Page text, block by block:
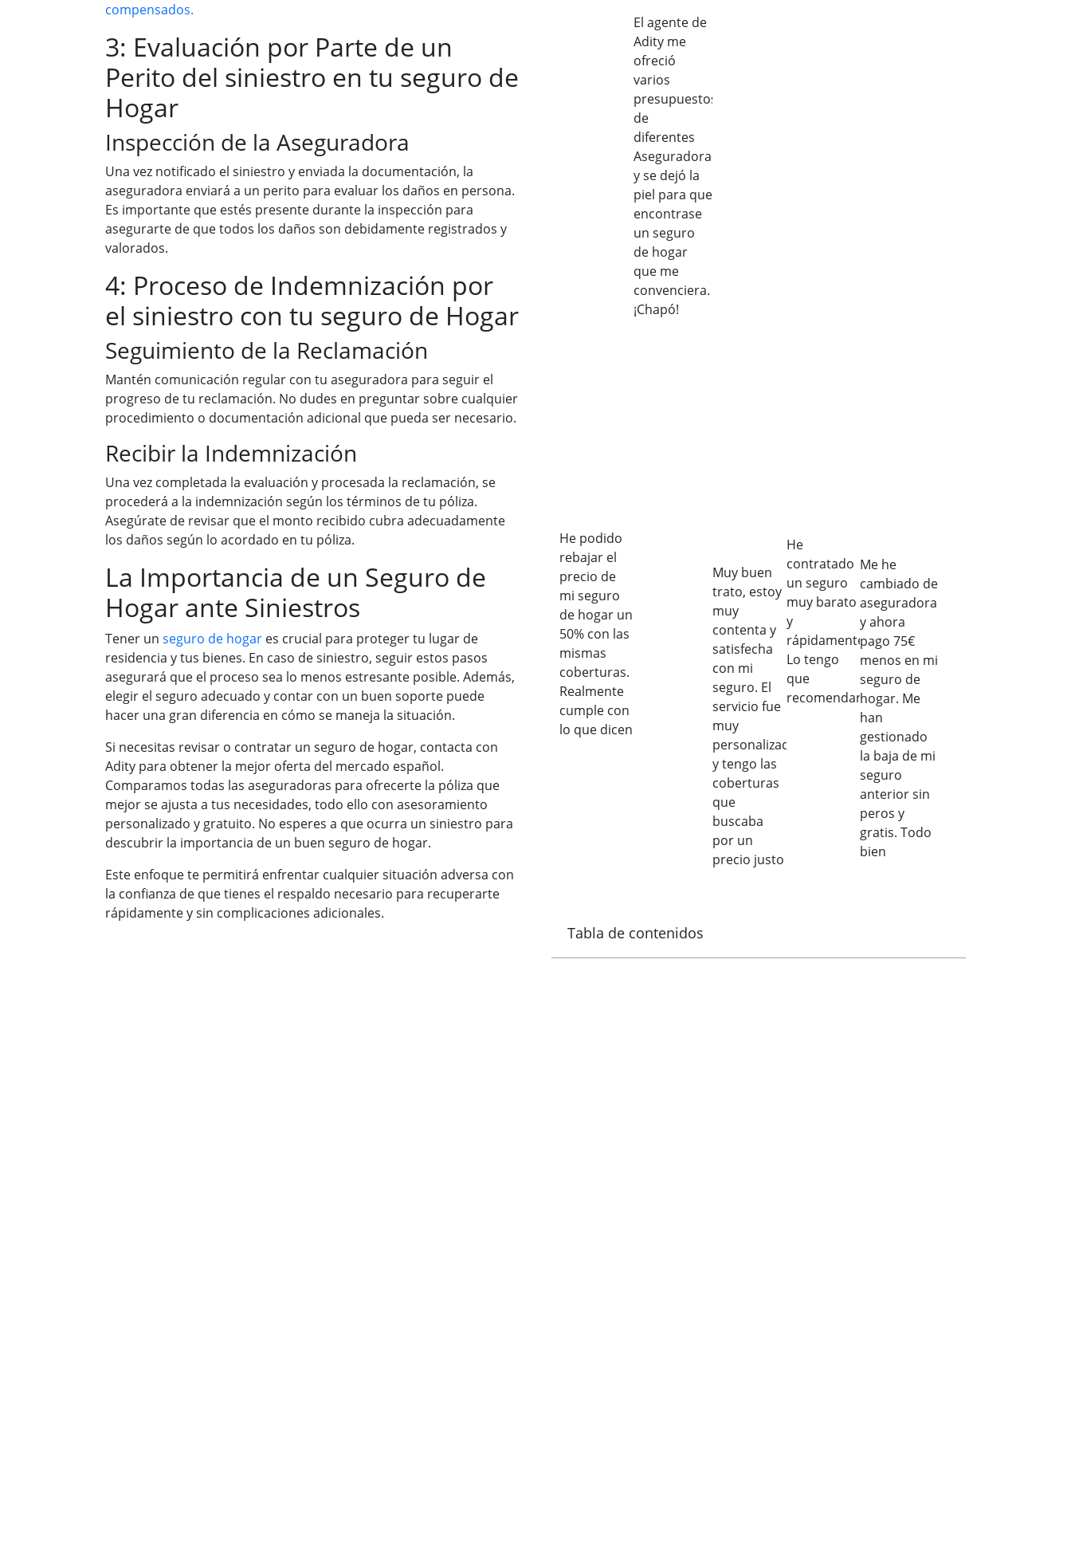
compensados.
3: Evaluación por Parte de un
Perito del siniestro en tu seguro de
Hogar
Inspección de la Aseguradora
Una vez notificado el siniestro y enviada la documentación, la
aseguradora enviará a un perito para evaluar los daños en persona.
Es importante que estés presente durante la inspección para
asegurarte de que todos los daños son debidamente registrados y
valorados.
4: Proceso de Indemnización por
el siniestro con tu seguro de Hogar
Seguimiento de la Reclamación
Mantén comunicación regular con tu aseguradora para seguir el
progreso de tu reclamación. No dudes en preguntar sobre cualquier
procedimiento o documentación adicional que pueda ser necesario.
Recibir la Indemnización
Una vez completada la evaluación y procesada la reclamación, se
procederá a la indemnización según los términos de tu póliza.
Asegúrate de revisar que el monto recibido cubra adecuadamente
los daños según lo acordado en tu póliza.
La Importancia de un Seguro de
Hogar ante Siniestros
Tener un seguro de hogar es crucial para proteger tu lugar de
residencia y tus bienes. En caso de siniestro, seguir estos pasos
asegurará que el proceso sea lo menos estresante posible. Además,
elegir el seguro adecuado y contar con un buen soporte puede
hacer una gran diferencia en cómo se maneja la situación.
Si necesitas revisar o contratar un seguro de hogar, contacta con
Adity para obtener la mejor oferta del mercado español.
Comparamos todas las aseguradoras para ofrecerte la póliza que
mejor se ajusta a tus necesidades, todo ello con asesoramiento
personalizado y gratuito. No esperes a que ocurra un siniestro para
descubrir la importancia de un buen seguro de hogar.
Este enfoque te permitirá enfrentar cualquier situación adversa con
la confianza de que tienes el respaldo necesario para recuperarte
rápidamente y sin complicaciones adicionales.
He podido
rebajar el
precio de
mi seguro
de hogar un
50% con las
mismas
coberturas.
Realmente
cumple con
lo que dicen
El agente de
Adity me
ofreció
varios
presupuestos
de
diferentes
Aseguradoras
y se dejó la
piel para que
encontrase
un seguro
de hogar
que me
convenciera.
¡Chapó!
Muy buen
trato, estoy
muy
contenta y
satisfecha
con mi
seguro. El
servicio fue
muy
personalizado
y tengo las
coberturas
que
buscaba
por un
precio justo
He
contratado
un seguro
muy barato
y
rápidamente.
Lo tengo
que
recomendar
Me he
cambiado de
aseguradora
y ahora
pago 75€
menos en mi
seguro de
hogar. Me
han
gestionado
la baja de mi
seguro
anterior sin
peros y
gratis. Todo
bien
Tabla de contenidos